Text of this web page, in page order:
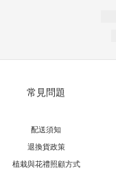
常見問題
配送須知
退換貨政策
植栽與花禮照顧方式